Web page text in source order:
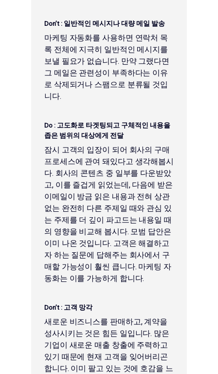
Don’t : 일반적인 메시지나 대량 메일 발송
마케팅 자동화를 사용하면 연락처 목
록 전체에 지극히 일반적인 메시지를
보낼 필요가 없습니다. 만약 그랬다면
그 메일은 관련성이 부족하다는 이유
로 삭제되거나 스팸으로 분류될 것입
니다.
Do : 고도화로 타겟팅되고 구체적인 내용을
좁은 범위의 대상에게 전달
잠시 고객의 입장이 되어 회사의 구매
프로세스에 관여 돼있다고 생각해봅시
다. 회사의 콘텐츠 중 일부를 다운받았
고, 이를 즐겁게 읽었는데, 다음에 받은
이메일이 방금 읽은 내용과 전혀 상관
없는 완전히 다른 주제일 때와 관심 있
는 주제를 더 깊이 파고드는 내용일 때
의 영향을 비교해 봅시다. 모범 답안은
이미 나온 것입니다. 고객은 해결하고
자 하는 질문에 답해주는 회사에서 구
매할 가능성이 훨씬 큽니다. 마케팅 자
동화는 이를 가능하게 합니다.
Don’t : 고객 망각
새로운 비즈니스를 판매하고, 계약을
성사시키는 것은 힘든 일입니다. 많은
기업이 새로운 매출 창출에 주력하고
있기 때문에 현재 고객을 잊어버리곤
합니다. 이미 팔고 있는 것에 호감을 느